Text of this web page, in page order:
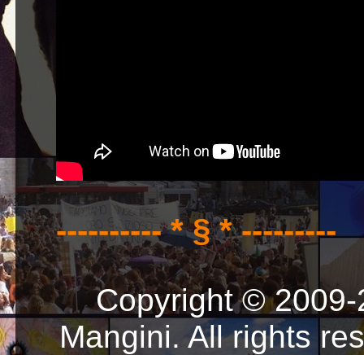
---------- * § * ---------
Copyright ©
Mangini. All rights